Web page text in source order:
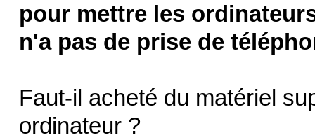
pour mettre les
n'a pas de prise de
Faut-il acheté du matériel
ordinateur ?